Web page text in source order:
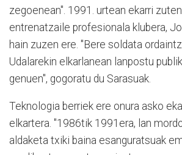
zegoenean". 1991. urtean ekarri
entrenatzaile profesionala klubera,
hain zuzen ere. "Bere soldata
Udalarekin elkarlanean lanpostu
genuen", gogoratu du Sarasuak.
Teknologia berriek ere onura asko
elkartera. "1986tik 1991era, lan
aldaketa txiki baina esanguratsuak